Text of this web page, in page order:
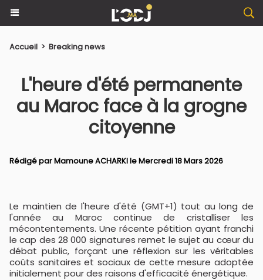
Accueil > Breaking news
L'heure d'été permanente
au Maroc face à la grogne
citoyenne
Rédigé parMamoune ACHARKIle Mercredi 18 Mars 2026
Le maintien de l'heure d'été (GMT+1) tout au long de
l'année au Maroc continue de cristalliser les
mécontentements. Une récente pétition ayant franchi
le cap des 28 000 signatures remet le sujet au cœur du
débat public, forçant une réflexion sur les véritables
coûts sanitaires et sociaux de cette mesure adoptée
initialement pour des raisons d'efficacité énergétique.